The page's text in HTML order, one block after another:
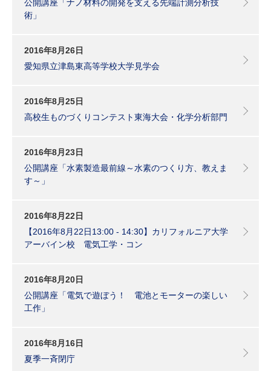
公開講座「ナノ材料の開発を支える先端計測分析技
術」
2016年8月26日
愛知県立津島東高等学校大学見学会
2016年8月25日
高校生ものづくりコンテスト東海大会・化学分析部門
2016年8月23日
公開講座「水素製造最前線～水素のつくり方、教えま
す～」
2016年8月22日
【2016年8月22日13:00 - 14:30】カリフォルニア大学
アーバイン校 電気工学・コン
2016年8月20日
公開講座「電気で遊ぼう！ 電池とモーターの楽しい
工作」
2016年8月16日
夏季一斉閉庁